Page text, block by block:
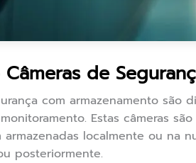
de
com armazenamento
Estas câmeras
armazenadas localmente ou na
posteriormente.